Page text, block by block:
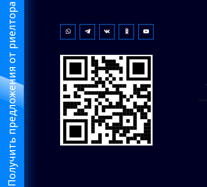
Получить предложения от риелтора